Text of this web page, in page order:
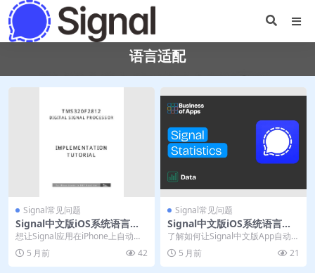
语言适配
Signal常见问题
Signal中文版iOS系统语言自
动适配设置方法
想让Signal应用在iPhone上自动显
示中文界面？关键在于正确设置iOS
系统...5 月前 42
Signal常见问题
Signal中文版iOS系统语言自
动适配设置方法
了解如何让Signal中文版App自动适
配iOS系统语言，实现界面无缝切
换。本文...
5 月前 21